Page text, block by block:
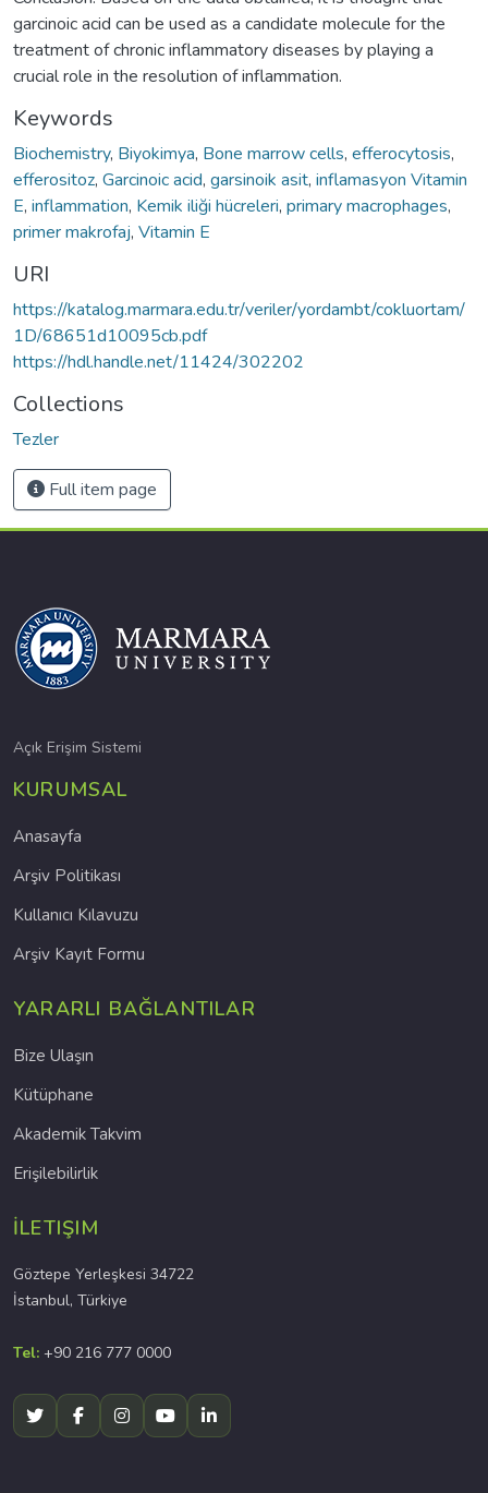
garcinoic acid can be used as a candidate molecule for the
treatment of chronic inflammatory diseases by playing a
crucial role in the resolution of inflammation.
Keywords
Biochemistry, Biyokimya, Bone marrow cells, efferocytosis,
efferositoz, Garcinoic acid, garsinoik asit, inflamasyon Vitamin
E, inflammation, Kemik iliği hücreleri, primary macrophages,
primer makrofaj, Vitamin E
URI
https://katalog.marmara.edu.tr/veriler/yordambt/cokluortam/
1D/68651d10095cb.pdf
https://hdl.handle.net/11424/302202
Collections
Tezler
Full item page
Açık Erişim Sistemi
KURUMSAL
Anasayfa
Arşiv Politikası
Kullanıcı Kılavuzu
Arşiv Kayıt Formu
YARARLI BAĞLANTILAR
Bize Ulaşın
Kütüphane
Akademik Takvim
Erişilebilirlik
İLETIŞIM
Göztepe Yerleşkesi 34722
İstanbul, Türkiye
Tel: +90 216 777 0000